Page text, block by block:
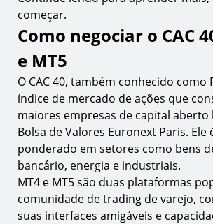
Como encontrar o CAC 40 no MT4 &
Como realizar uma negociação do
MT4 & MT5
8. Etapa 1. Encontre o CAC 40 na janela
do mercado
9. Etapa 2. Defina os parâmetros da
10. Etapa 3. Execute e coloque sua
Os fundamentos da negociação do
MT4 & MT5
11. Especificação do contrato do CAC 40
O que move os preços do CAC 40
começar.
Como negociar o CAC
e MT5
O CAC 40, também conhecido como
índice de mercado de ações que
maiores empresas de capital aberto
Bolsa de Valores Euronext Paris.
ponderado em setores como bens
bancário, energia e industriais.
MT4 e MT5 são duas plataformas
comunidade de trading de varejo,
suas interfaces amigáveis e